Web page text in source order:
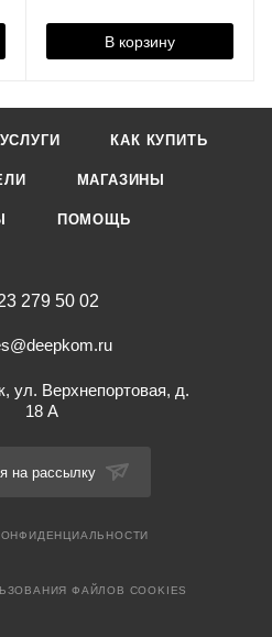
В корзину
УСЛУГИ КАК КУПИТЬ
МАГАЗИНЫ
ПОМОЩЬ
279 50 02
ул. Верхнепортовая, д.
18 А
на рассылку
ФАЙЛОВ COOKIES